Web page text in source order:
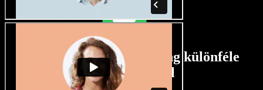
Rengeteg férfi és női hang különféle
akcentusokkal